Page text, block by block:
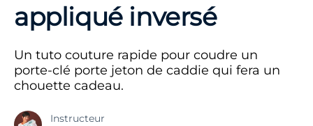
appliqué inversé
Un tuto couture rapide pour coudre un
porte-clé porte jeton de caddie qui fera un
chouette cadeau.
Instructeur